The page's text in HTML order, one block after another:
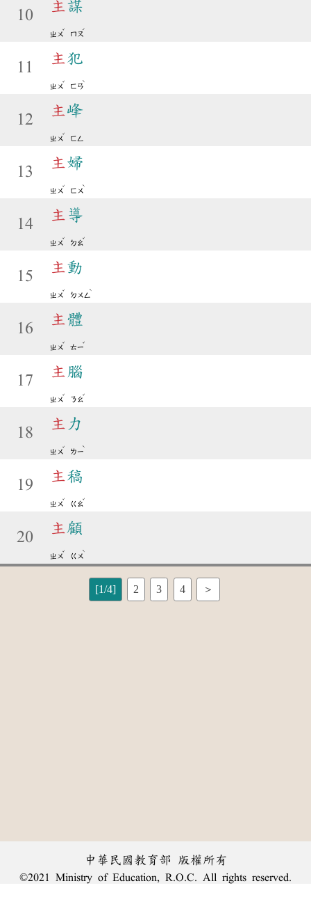
10
主謀
ㄓㄨ
ˇ
ㄇㄡ
ˊ
11
主犯
ㄓㄨ
ˇ
ㄈㄢ
ˋ
12
主峰
ㄓㄨ
ˇ
ㄈㄥ
13
主婦
ㄓㄨ
ˇ
ㄈㄨ
ˋ
14
主 導
ㄓㄨ
ˇ
ㄉㄠ
ˇ
15
主動
ㄓㄨ
ˇ
ㄉㄨㄥ
ˋ
16
主體
ㄓㄨ
ˇ
ㄊㄧ
ˇ
17
主腦
ㄓㄨ
ˇ
ㄋㄠ
ˇ
18
主 力
ㄓㄨ
ˇ
ㄌㄧ
ˋ
19
主稿
ㄓㄨ
ˇ
ㄍㄠ
ˇ
20
主顧
ㄓㄨ
ˇ
ㄍㄨ
ˋ
[1/4] 2 3 4 ＞
中華民國教育部 版權所有
©2021 Ministry of Education, R.O.C. All rights reserved.